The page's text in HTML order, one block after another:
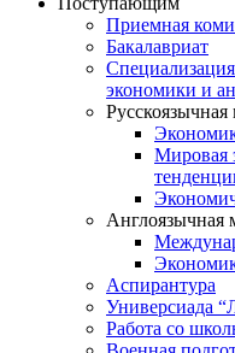
Приемная
Бакалавриат
экономики и
Русскоязычная
Мировая
Англоязычная
Аспирантура
Универсиада
Работа со